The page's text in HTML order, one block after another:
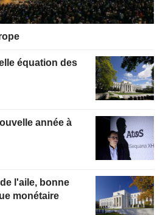
équation des
l'aile, bonne
monétaire